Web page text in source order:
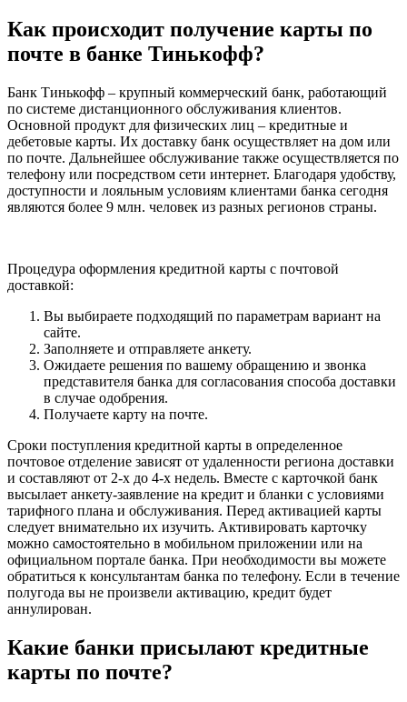
Как происходит получение карты по
почте в банке Тинькофф?
Банк Тинькофф – крупный коммерческий банк, работающий
по системе дистанционного обслуживания клиентов.
Основной продукт для физических лиц – кредитные и
дебетовые карты. Их доставку банк осуществляет на дом или
по почте. Дальнейшее обслуживание также осуществляется по
телефону или посредством сети интернет. Благодаря удобству,
доступности и лояльным условиям клиентами банка сегодня
являются более 9 млн. человек из разных регионов страны.
Процедура оформления кредитной карты с почтовой
доставкой:
Вы выбираете подходящий по параметрам вариант на
сайте.
Заполняете и отправляете анкету.
Ожидаете решения по вашему обращению и звонка
представителя банка для согласования способа доставки
в случае одобрения.
Получаете карту на почте.
Сроки поступления кредитной карты в определенное
почтовое отделение зависят от удаленности региона доставки
и составляют от 2-х до 4-х недель. Вместе с карточкой банк
высылает анкету-заявление на кредит и бланки с условиями
тарифного плана и обслуживания. Перед активацией карты
следует внимательно их изучить. Активировать карточку
можно самостоятельно в мобильном приложении или на
официальном портале банка. При необходимости вы можете
обратиться к консультантам банка по телефону. Если в течение
полугода вы не произвели активацию, кредит будет
аннулирован.
Какие банки присылают кредитные
карты по почте?